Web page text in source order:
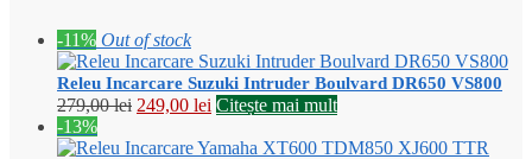
-11% Out of stock
Releu Incarcare Suzuki Intruder Boulvard DR650 VS800
279,00lei Prețul
a
249,00 lei Prețul
este:
Citește mai mult
-13%